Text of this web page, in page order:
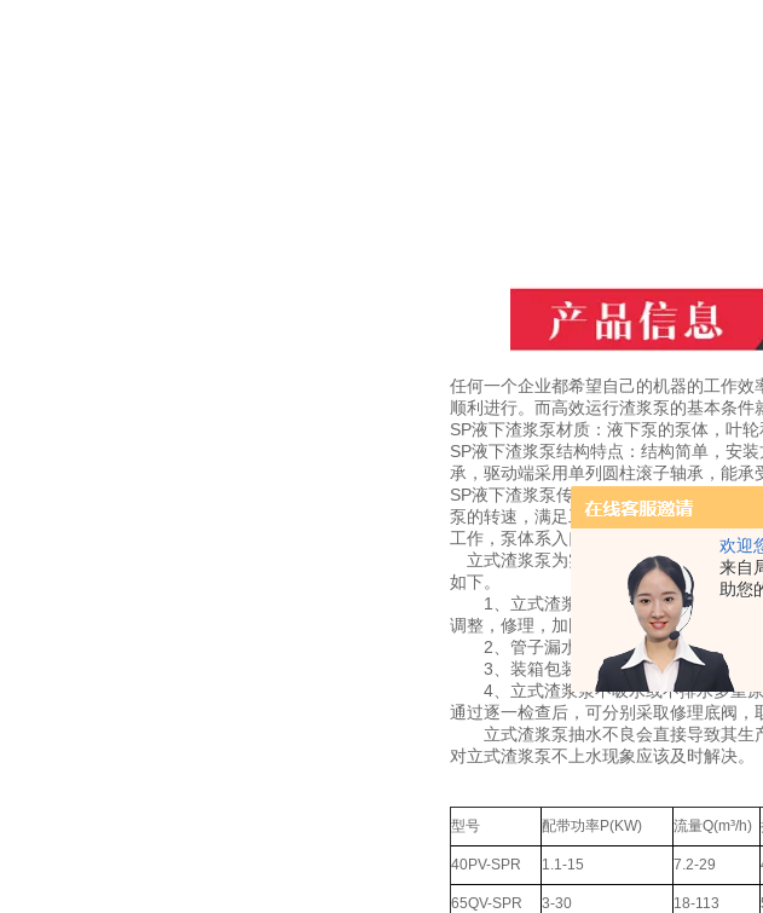
欢迎
来自
助您
任何一个企业都希望自己的机器的工作
顺利进行。而高效运行渣浆泵的基本条件
SP液下渣浆泵材质：液下泵的泵体，叶
SP液下渣浆泵结构特点：结构简单，安
承，驱动端采用单列圆柱滚子轴承，能承
SP液下渣浆泵传动方式：立式液下渣浆
泵的转速，满足工况变化或泵磨损后性
工作，泵体系入口带有滤网，可防止大颗
立式渣浆泵为实现功能效果，必须有水
如下。
1、立式渣浆泵剧烈震动的原因结合电
调整，修理，加固，校直，更换等办法处
2、管子漏水或漏气可能是因为安装螺
3、装箱包装太紧因过热而更多，更少
4、立式渣浆泵不吸水或不排水多重原
通过逐一检查后，可分别采取修理底阀，
立式渣浆泵抽水不良会直接导致其生产
对立式渣浆泵不上水现象应该及时解决。
型号 配带功率P(KW) 流量Q(m³/h)
40PV-SPR 1.1-15 7.2-29
65QV-SPR 3-30 18-113